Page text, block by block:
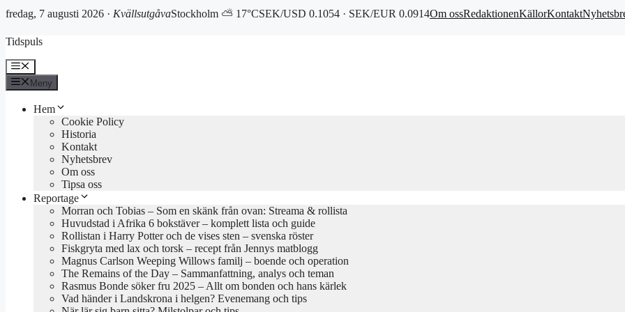
fredag, 7 augusti 2026 · KvällsutgåvaStockholm ⛅ 17°CSEK/USD 0.1054 · SEK/EUR 0.0914Om ossRedaktionenKällorKontakt
till
Tidspuls
Meny
Meny
Hem
Cookie Policy
Historia
Kontakt
Nyhetsbrev
Om oss
Tipsa oss
Reportage
Morran och Tobias – Som en skänk från ovan: Streama & rollista
Huvudstad i Afrika 6 bokstäver – komplett lista och guide
Rollistan i Harry Potter och de vises sten – svenska röster
Fiskgryta med lax och torsk – recept från Jennys matblogg
Magnus Carlson Weeping Willows familj – boende och operation
The Remains of the Day – Sammanfattning, analys och teman
Rasmus Bonde söker fru 2025 – Allt om bonden och hans kärlek
Vad händer i Landskrona i helgen? Evenemang och tips